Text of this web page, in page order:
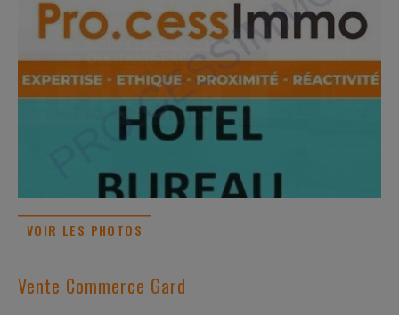
VOIR LES PHOTOS
Vente Commerce Gard